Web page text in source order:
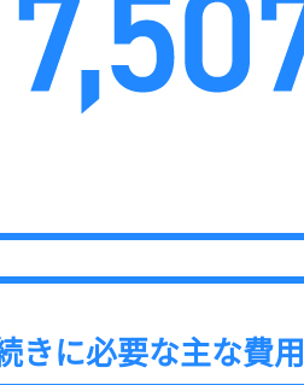
きに必要な主な費用